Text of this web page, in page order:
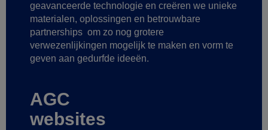
geavanceerde technologie en creëren we unieke
materialen, oplossingen en betrouwbare
partnerships om zo nog grotere
verwezenlijkingen mogelijk te maken en vorm te
geven aan gedurfde ideeën.
AGC
websites